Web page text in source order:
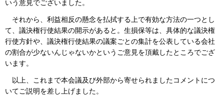
いう意見でございました。
それから、利益相反の懸念を払拭する上で有効な方法の一つとし
て、議決権行使結果の開示があると。生損保等は、具体的な議決権
行使方針や、議決権行使結果の議案ごとの集計を公表している会社
の割合が少ないんじゃないかというご意見を頂戴したところでござ
います。
以上、これまで本会議及び外部から寄せられましたコメントにつ
いてご説明を差し上げました。